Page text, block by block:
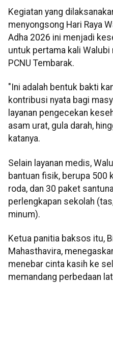
Kegiatan yang
menyongsong Hari Raya
Adha 2026 ini menjadi
untuk pertama kali
PCNU Tembarak.
"Ini adalah bentuk bakti
kontribusi nyata bagi
layanan pengecekan
asam urat, gula darah,
katanya.
Selain layanan medis,
bantuan fisik, berupa 500
roda, dan 30 paket
perlengkapan sekolah
minum).
Ketua panitia baksos itu,
Mahasthavira,
menebar cinta kasih ke
memandang perbedaan